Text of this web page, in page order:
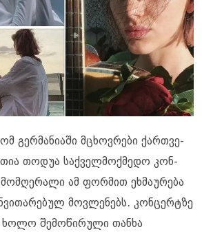
გერმანიაში მცხოვ­რე­ბი ქარ­თვე­
თო­დუა საქ­ველ­მოქ­მე­დო კონ­
ამ ფორმით ეხმაურება
მოვლენებს. კონცერტზე
ხოლო შემოწირული თანხა